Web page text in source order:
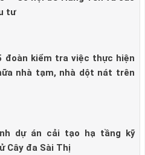
tư
đoàn kiểm tra việc thực hiện
nhà tạm, nhà dột nát trên
dự án cải tạo hạ tầng kỹ
Cây đa Sài Thị